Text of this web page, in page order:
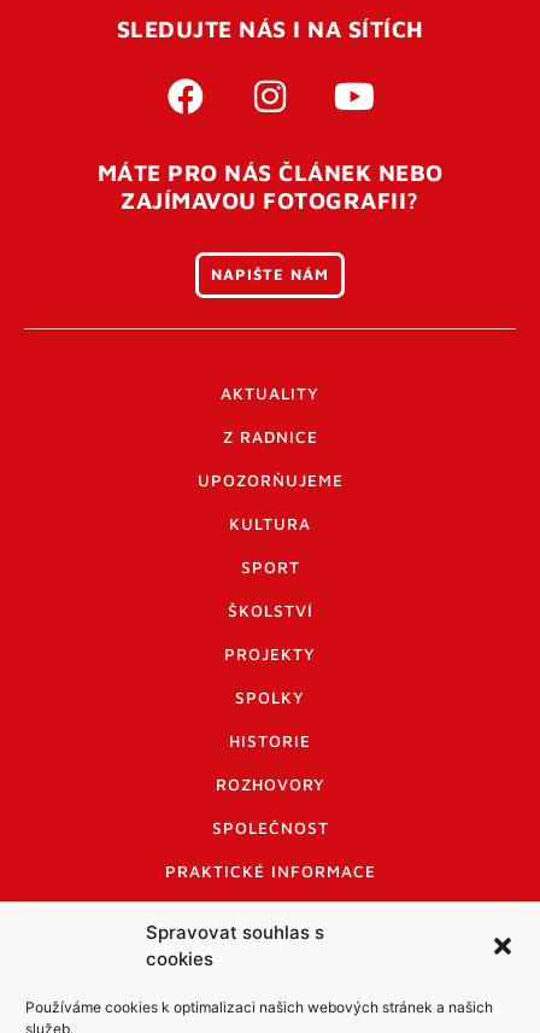
Spravovat souhlas s
cookies
Používáme cookies k optimalizaci našich webových stránek a našich
služeb.
Pro úspěšné dokončení registrace je potřeba
vaší e-mailovouadresu. Po úspěšném odeslání
otevření tohoto odkazu se váš účet ověří a můžete se
přihlásit. Nezapomeňte zkontrolovat složku SPAM ve
SLEDUJTE NÁS I NA SÍTÍCH
MÁTE PRO NÁS ČLÁNEK NEBO
ZAJÍMAVOU FOTOGRAFII?
NAPIŠTE NÁM
AKTUALITY
Z RADNICE
UPOZORŇUJEME
KULTURA
SPORT
ŠKOLSTVÍ
PROJEKTY
SPOLKY
HISTORIE
ROZHOVORY
SPOLEČNOST
PRAKTICKÉ INFORMACE
INFORMACE A KODEX DISKUTUJÍCÍCH
LOGO A LOGO MANUÁL